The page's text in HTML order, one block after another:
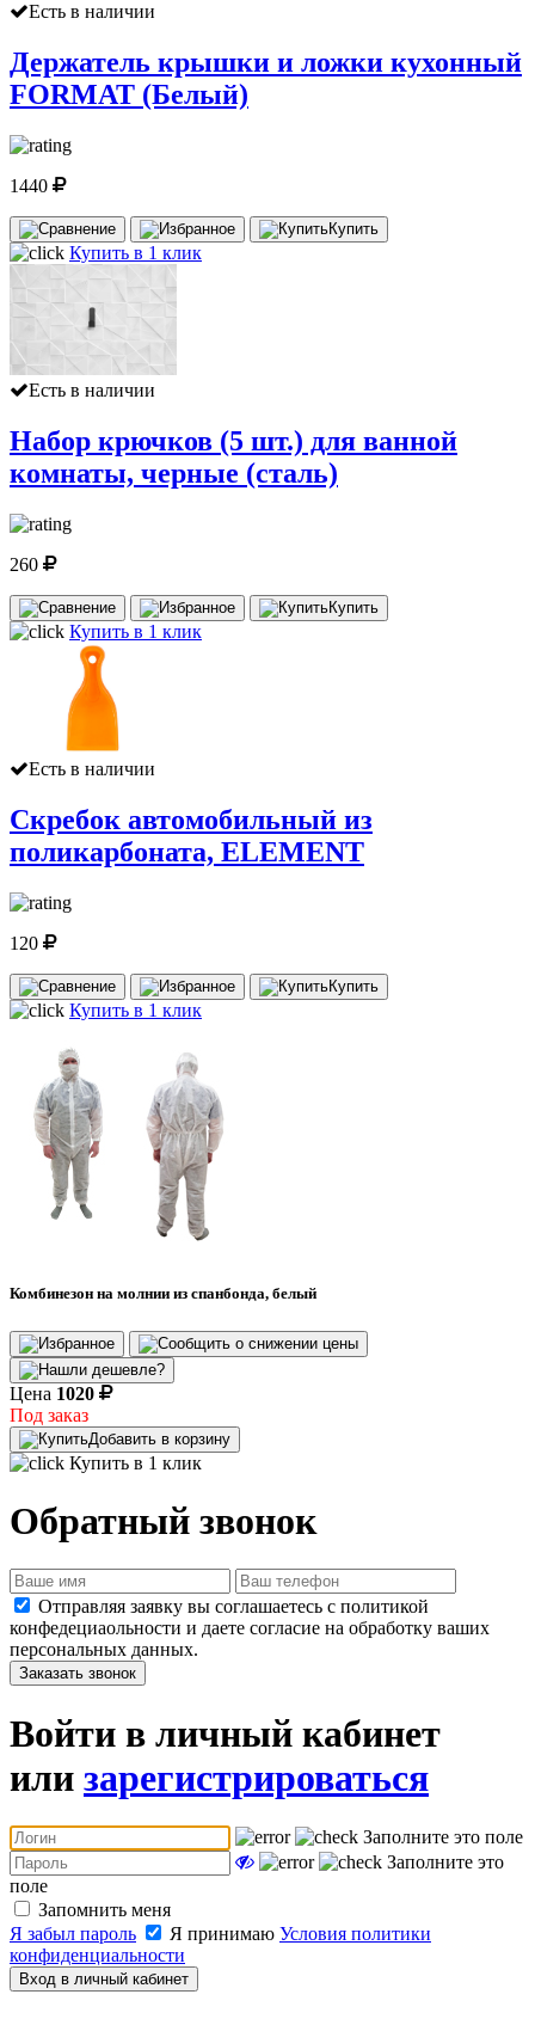
Есть в наличии
Держатель крышки и ложки кухонный
FORMAT (Белый)
1440
Купить
Купить в 1 клик
Есть в наличии
Набор крючков (5 шт.) для ванной
комнаты, черные (сталь)
260
Купить
Купить в 1 клик
Есть в наличии
Скребок автомобильный из
поликарбоната, ELEMENT
120
Купить
Купить в 1 клик
Комбинезон на молнии из спанбонда, белый
Цена 1020
Под заказ
Добавить в корзину
Купить в 1 клик
Обратный звонок
Отправляя заявку вы соглашаетесь с политикой
конфедециаольности и даете согласие на обработку ваших
персональных данных.
Заказать звонок
Войти в личный кабинет
или зарегистрироваться
Заполните это поле
Заполните это
поле
Запомнить меня
Я забыл пароль
Я принимаю Условия политики
конфиденциальности
Вход в личный кабинет